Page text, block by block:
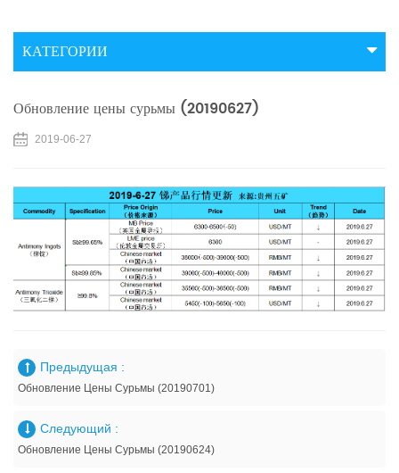
КАТЕГОРИИ
Обновление цены сурьмы (20190627)
2019-06-27
Предыдущая :
Обновление Цены Сурьмы (20190701)
Следующий :
Обновление Цены Сурьмы (20190624)